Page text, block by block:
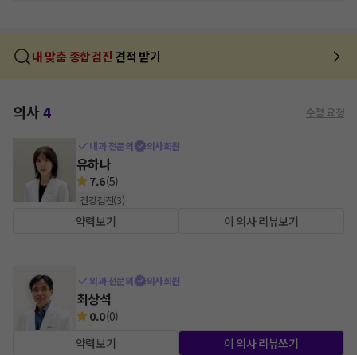
내 맞춤 종합검진 견적 받기
의사4 수정 요청
내과 전문의 의사회원
유하나
7.6(5)
건강검진(3)
약력보기 이 의사 리뷰보기
외과 전문의 의사회원
최상석
0.0(0)
약력보기
이 의사 리뷰쓰기